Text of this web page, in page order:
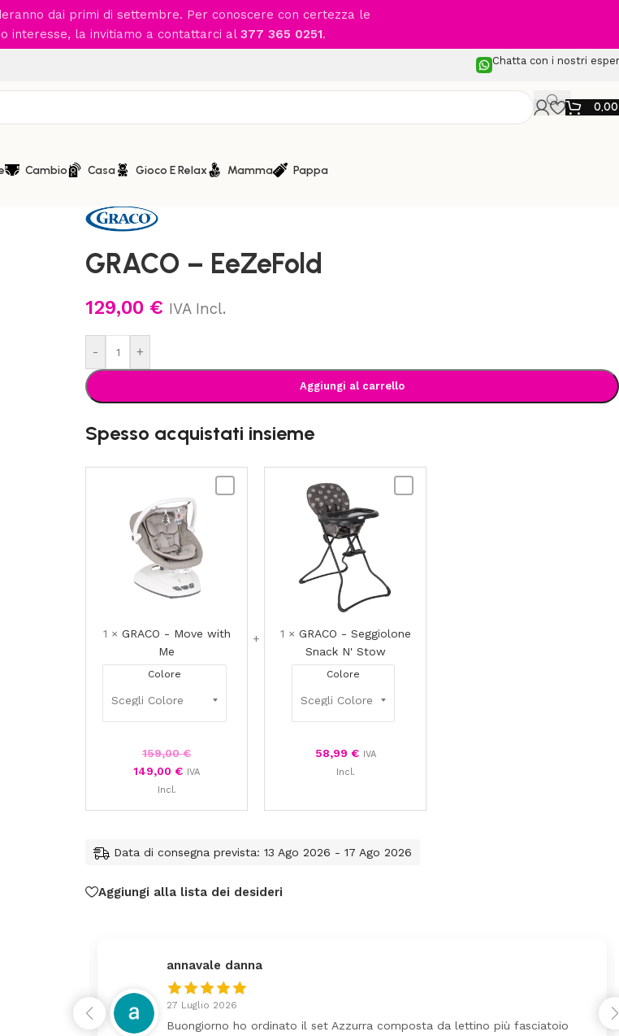
dai primi di settembre. Per conoscere con certezza le
interesse, la invitiamo a contattarci al 377 365 0251.
Chatta con i nostri
Cambio Casa Gioco E Relax Mamma Pappa
Home/Passeggio Passeggini Leggeri / GRACO – EeZeFold
GRACO – EeZeFold
129,00 € IVA Incl.
- +
Aggiungi al carrello
Spesso acquistati insieme
1 × GRACO - Move with
Me
Colore
159,00€
149,00 € IVA
Incl.
1 × GRACO - Seggiolone
Snack N' Stow
Colore
58,99 € IVA
Incl.
Data di consegna prevista: 13 Ago 2026 - 17 Ago 2026
Aggiungi alla lista dei desideri
federica
24 Luglio 2026
Tutti perfetto! Ho ordinato un lettino che é arrivato ben imballato dopo